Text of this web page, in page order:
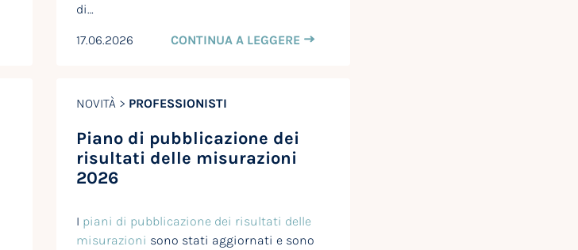
di…
17.06.2026 CONTINUA A LEGGERE
NOVITÀ > PROFESSIONISTI
Piano di pubblicazione dei
risultati delle misurazioni
2026
I piani di pubblicazione dei risultati delle
misurazioni sono stati aggiornati e sono